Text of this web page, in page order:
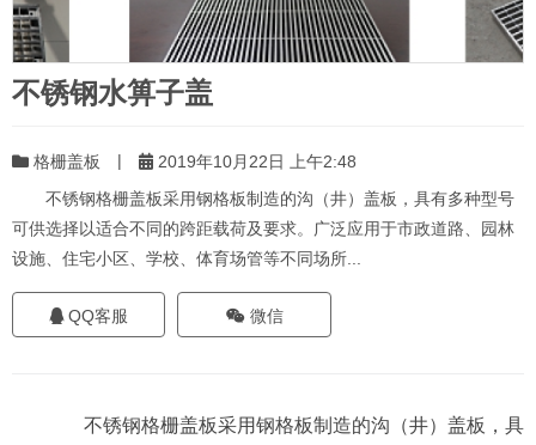
不锈钢水箅子盖
格栅盖板 |
2019年10月22日 上午2:48
不锈钢格栅盖板采用钢格板制造的沟（井）盖板，具有多种型号
可供选择以适合不同的跨距载荷及要求。广泛应用于市政道路、园林
设施、住宅小区、学校、体育场管等不同场所...
QQ客服 微信
不锈钢格栅盖板采用钢格板制造的沟（井）盖板，具